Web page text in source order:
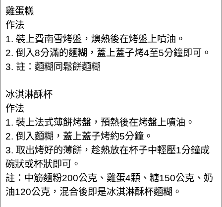
雞蛋糕
作法
1. 裝上費南雪烤盤，燠熱後在烤盤上噴油。
2. 倒入8分滿的麵糊，蓋上蓋子烤4至5分鐘即可。
3. 註：麵糊同鬆餅麵糊
冰淇淋酥杯
作法
1. 裝上法式薄餅烤盤，預熱後在烤盤上噴油。
2. 倒入麵糊，蓋上蓋子烤約5分鐘。
3. 取出烤好的薄餅，趁熱放在杯子中輕壓1分鐘成
碗狀或杯狀即可。
註：中筋麵粉200公克、雞蛋4顆、糖150公克、奶
油120公克，混合後即是冰淇淋酥杯麵糊。